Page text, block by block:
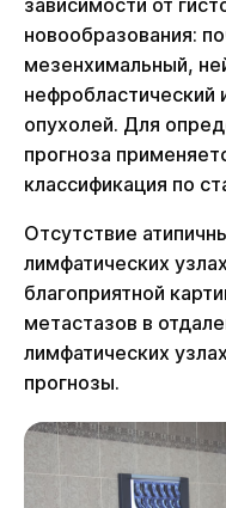
зависимости от
новообразования:
мезенхимальный,
нефробластический
опухолей. Для
прогноза
классификация по
Отсутствие
лимфатических
благоприятной
метастазов в
лимфатических
прогнозы.